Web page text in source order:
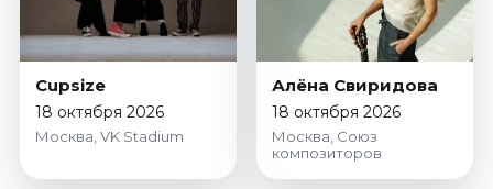
Январь 2027
Экскурсии
Сентябрь 2026
Октябрь 2026
Cupsize
18 октября 2026
Москва, VK Stadium
Алёна Свиридова
18 октября 2026
Москва, Союз
композиторов